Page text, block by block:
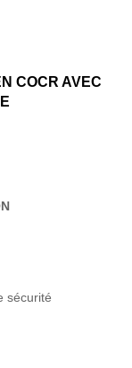
COCR AVEC
sécurité